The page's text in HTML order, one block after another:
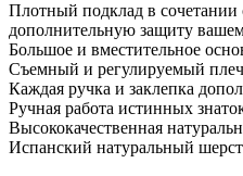
Плотный подклад в сочетании
дополнительную защиту
Большое и вместительное
Съемный и регулируемый
Каждая ручка и заклепка
Ручная работа истинных
Высококачественная
Испанский натуральный